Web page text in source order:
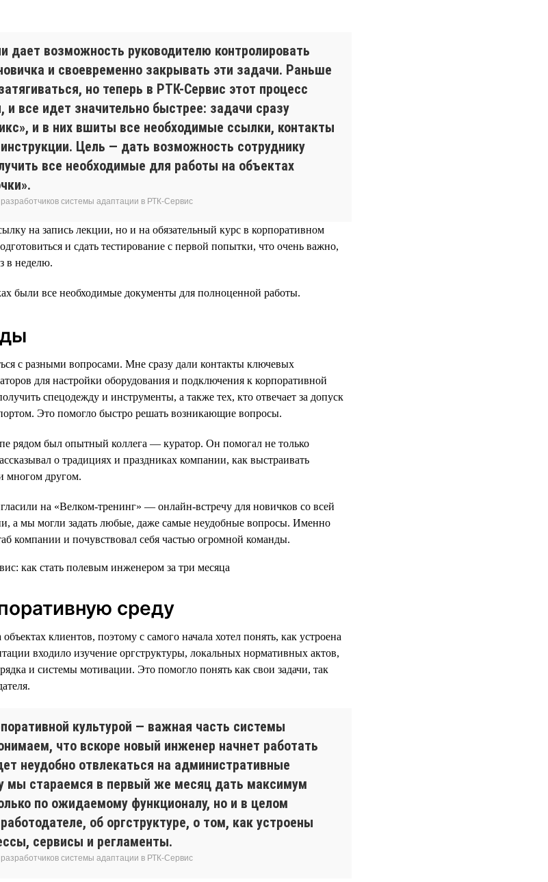
дает возможность руководителю контролировать
и своевременно закрывать эти задачи. Раньше
но теперь в РТК-Сервис этот процесс
и все идет значительно быстрее: задачи сразу
и в них вшиты все необходимые ссылки, контакты
Цель — дать возможность сотруднику
все необходимые для работы на объектах
системы адаптации в РТК-Сервис
на запись лекции, но и на обязательный курс в корпоративном
и сдать тестирование с первой попытки, что очень важно,
в неделю.
были все необходимые документы для полноценной работы.
с разными вопросами. Мне сразу дали контакты ключевых
для настройки оборудования и подключения к корпоративной
спецодежду и инструменты, а также тех, кто отвечает за допуск
Это помогло быстро решать возникающие вопросы.
рядом был опытный коллега — куратор. Он помогал не только
о традициях и праздниках компании, как выстраивать
многом другом.
на «Велком-тренинг» — онлайн-встречу для новичков со всей
а мы могли задать любые, даже самые неудобные вопросы. Именно
компании и почувствовал себя частью огромной команды.
среду
клиентов, поэтому с самого начала хотел понять, как устроена
входило изучение оргструктуры, локальных нормативных актов,
и системы мотивации. Это помогло понять как свои задачи, так
культурой — важная часть системы
что вскоре новый инженер начнет работать
неудобно отвлекаться на административные
мы стараемся в первый же месяц дать максимум
по ожидаемому функционалу, но и в целом
об оргструктуре, о том, как устроены
сервисы и регламенты.
системы адаптации в РТК-Сервис